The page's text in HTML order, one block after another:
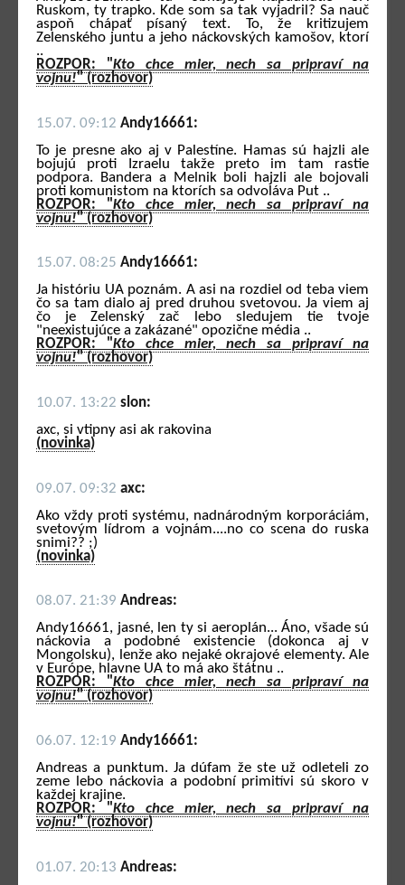
Ruskom, ty trapko. Kde som sa tak vyjadril? Sa nauč
aspoň chápať písaný text. To, že kritizujem
Zelenského juntu a jeho náckovských kamošov, ktorí
..
ROZPOR: "Kto chce mier, nech sa pripraví na
vojnu!" (rozhovor)
15.07. 09:12 Andy16661:
To je presne ako aj v Palestíne. Hamas sú hajzli ale
bojujú proti Izraelu takže preto im tam rastie
podpora. Bandera a Melnik boli hajzli ale bojovali
proti komunistom na ktorích sa odvoláva Put ..
ROZPOR: "Kto chce mier, nech sa pripraví na
vojnu!" (rozhovor)
15.07. 08:25 Andy16661:
Ja históriu UA poznám. A asi na rozdiel od teba viem
čo sa tam dialo aj pred druhou svetovou. Ja viem aj
čo je Zelenský zač lebo sledujem tie tvoje
"neexistujúce a zakázané" opozične média ..
ROZPOR: "Kto chce mier, nech sa pripraví na
vojnu!" (rozhovor)
10.07. 13:22 slon:
axc, si vtipny asi ak rakovina
(novinka)
09.07. 09:32 axc:
Ako vždy proti systému, nadnárodným korporáciám,
svetovým lídrom a vojnám....no co scena do ruska
snimi?? ;)
(novinka)
08.07. 21:39 Andreas:
Andy16661, jasné, len ty si aeroplán... Áno, všade sú
náckovia a podobné existencie (dokonca aj v
Mongolsku), lenže ako nejaké okrajové elementy. Ale
v Európe, hlavne UA to má ako štátnu ..
ROZPOR: "Kto chce mier, nech sa pripraví na
vojnu!" (rozhovor)
06.07. 12:19 Andy16661:
Andreas a punktum. Ja dúfam že ste už odleteli zo
zeme lebo náckovia a podobní primitívi sú skoro v
každej krajine.
ROZPOR: "Kto chce mier, nech sa pripraví na
vojnu!" (rozhovor)
01.07. 20:13 Andreas: